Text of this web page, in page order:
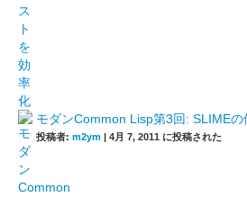
モダンCommon Lisp第3回: SLIME
投稿者: m2ym | 4月 7, 2011 に投稿された